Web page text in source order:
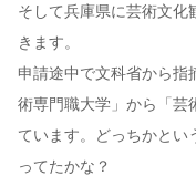
そして兵庫県に芸術文化
きます。
申請途中で文科省から指
術専門職大学」から「芸
ています。どっちかとい
ってたかな？